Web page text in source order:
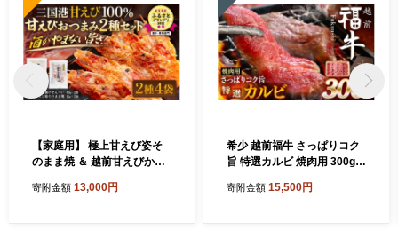
【家庭用】 極上甘えび姿そ
のまま焼 ＆ 越前甘えびから
6]
寄附金額 13,000円
希少 越前福牛 さっぱりコク
旨 特選カルビ 焼肉用 300g
牛 赤身和牛 かるび 肉 牛 牛
寄附金額 15,500円